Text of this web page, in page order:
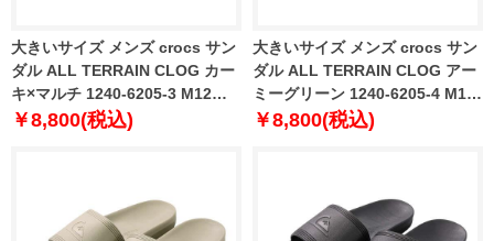
大きいサイズ メンズ crocs サン
ダル ALL TERRAIN CLOG カー
キ×マルチ 1240-6205-3 M12
M13
￥8,800(税込)
大きいサイズ メンズ crocs サン
ダル ALL TERRAIN CLOG アー
ミーグリーン 1240-6205-4 M12
M13
￥8,800(税込)